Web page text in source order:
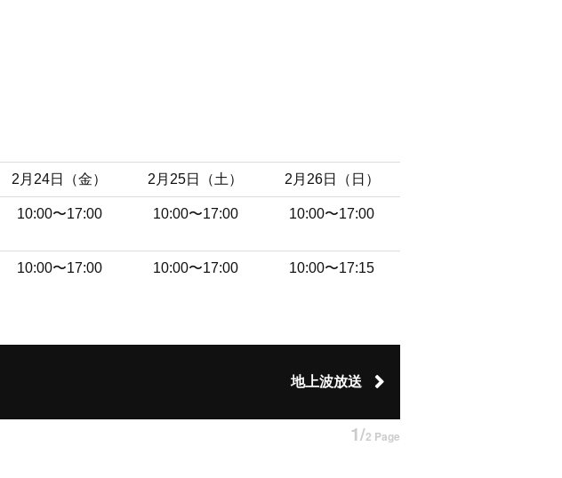
2月24日（金） 2月25日（土） 2月26日（日）
10:00〜17:00 10:00〜17:00 10:00〜17:00
10:00〜17:00 10:00〜17:00 10:00〜17:15
地上波放送
1/2 Page